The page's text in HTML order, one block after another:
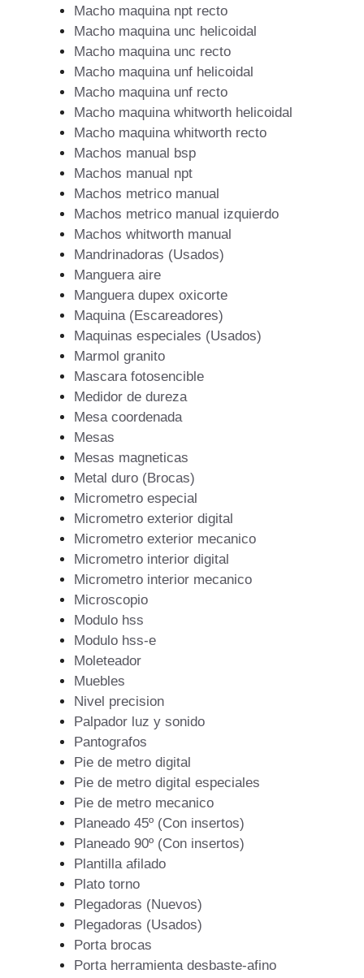
Macho maquina npt recto
Macho maquina unc helicoidal
Macho maquina unc recto
Macho maquina unf helicoidal
Macho maquina unf recto
Macho maquina whitworth helicoidal
Macho maquina whitworth recto
Machos manual bsp
Machos manual npt
Machos metrico manual
Machos metrico manual izquierdo
Machos whitworth manual
Mandrinadoras (Usados)
Manguera aire
Manguera dupex oxicorte
Maquina (Escareadores)
Maquinas especiales (Usados)
Marmol granito
Mascara fotosencible
Medidor de dureza
Mesa coordenada
Mesas
Mesas magneticas
Metal duro (Brocas)
Micrometro especial
Micrometro exterior digital
Micrometro exterior mecanico
Micrometro interior digital
Micrometro interior mecanico
Microscopio
Modulo hss
Modulo hss-e
Moleteador
Muebles
Nivel precision
Palpador luz y sonido
Pantografos
Pie de metro digital
Pie de metro digital especiales
Pie de metro mecanico
Planeado 45º (Con insertos)
Planeado 90º (Con insertos)
Plantilla afilado
Plato torno
Plegadoras (Nuevos)
Plegadoras (Usados)
Porta brocas
Porta herramienta desbaste-afino